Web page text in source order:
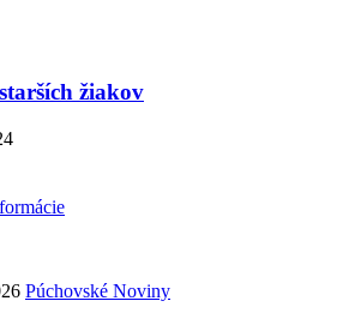
žiakov
Púchovské Noviny